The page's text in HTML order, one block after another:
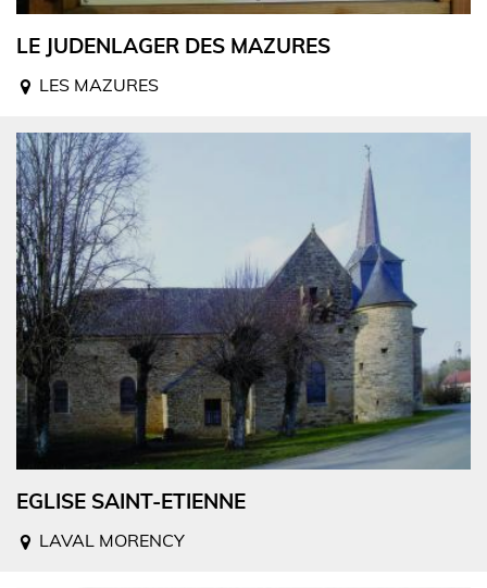
LE JUDENLAGER DES MAZURES
LES MAZURES
EGLISE SAINT-ETIENNE
LAVAL MORENCY